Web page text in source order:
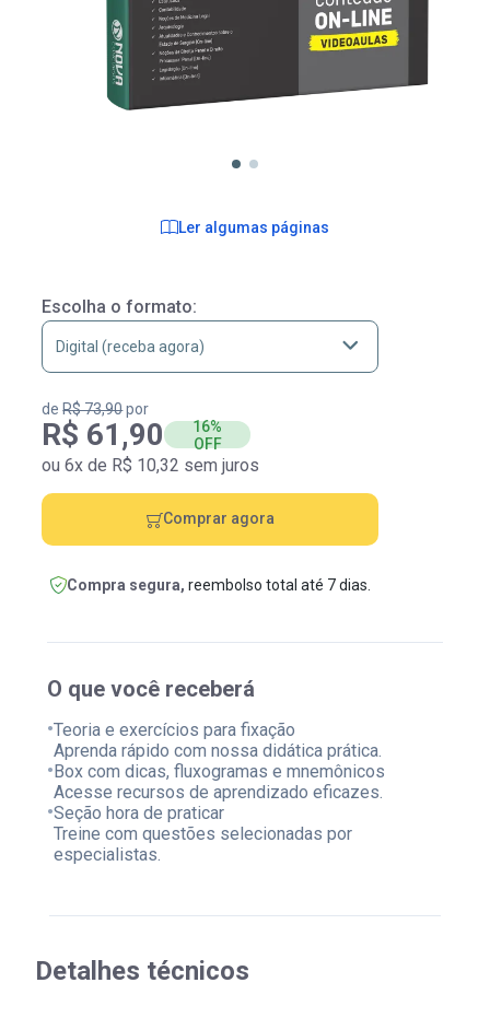
Ler algumas páginas
O que você receberá
•Teoria e exercícios para fixação
Aprenda rápido com nossa didática prática.
•Box com dicas, fluxogramas e mnemônicos
Acesse recursos de aprendizado eficazes.
•Seção hora de praticar
Treine com questões selecionadas por
especialistas.
Escolha o formato:
deR$ 73,90por
R$ 61,90
16%
OFF
ou 6x de R$ 10,32 sem juros
Comprar agora
Compra segura, reembolso total até 7 dias.
Detalhes técnicos